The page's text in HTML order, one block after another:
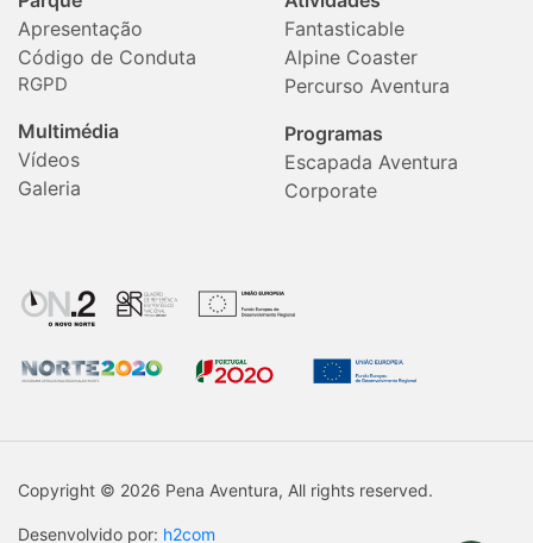
Apresentação
Código de Conduta
RGPD
Multimédia
Vídeos
Galeria
Fantasticable
Alpine Coaster
Percurso Aventura
Programas
Escapada Aventura
Corporate
Copyright © 2026 Pena Aventura, All rights reserved.
Desenvolvido por: h2com